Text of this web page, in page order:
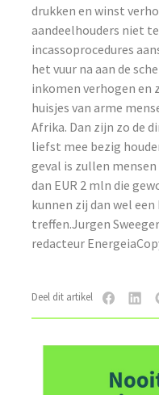
drukken en winst
aandeelhouders niet
incassoprocedures
het vuur na aan de
inkomen verhogen en
huisjes van arme
Afrika. Dan zijn zo de
liefst mee bezig
geval is zullen
dan EUR 2 mln die
kunnen zij dan wel
treffen.Jurgen
redacteur
Deel dit artikel